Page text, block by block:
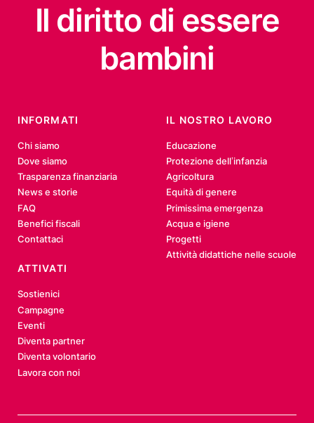
Il diritto di essere
bambini
INFORMATI
Chi siamo
Dove siamo
Trasparenza finanziaria
News e storie
FAQ
Benefici fiscali
Contattaci
IL NOSTRO LAVORO
Educazione
Protezione dell’infanzia
Agricoltura
Equità di genere
Primissima emergenza
Acqua e igiene
Progetti
Attività didattiche nelle scuole
ATTIVATI
Sostienici
Campagne
Eventi
Diventa partner
Diventa volontario
Lavora con noi